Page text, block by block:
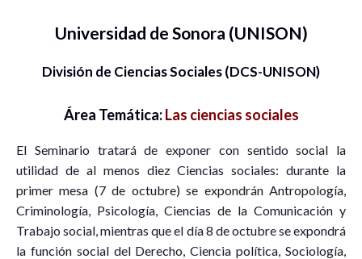
Universidad de Sonora (UNISON)
División de Ciencias Sociales (DCS-UNISON)
Área Temática:Las ciencias sociales
El Seminario tratará de exponer con sentido social la
utilidad de al menos diez Ciencias sociales: durante la
primer mesa (7 de octubre) se expondrán Antropología,
Criminología, Psicología, Ciencias de la Comunicación y
Trabajo social, mientras que el día 8 de octubre se expondrá
la función social del Derecho, Ciencia política, Sociología,